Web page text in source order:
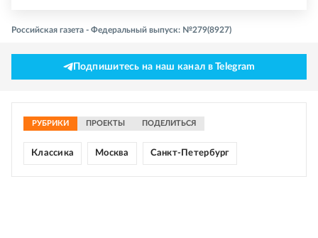
Российская газета - Федеральный выпуск: №279(8927)
Подпишитесь на наш канал в Telegram
РУБРИКИ ПРОЕКТЫ ПОДЕЛИТЬСЯ
Классика Москва Санкт-Петербург